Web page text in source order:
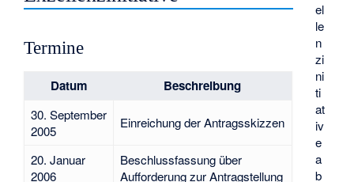
el
le
n
zi
ni
ti
at
iv
e
a
b
Termine
Datum Beschreibung
30. September
2005
Einreichung der Antragsskizzen
20. Januar
2006
Beschlussfassung über
Aufforderung zur Antragstellung